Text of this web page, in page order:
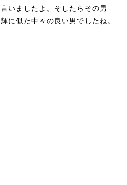
いましたよ。そしたらその男
に似た中々の良い男でしたね。